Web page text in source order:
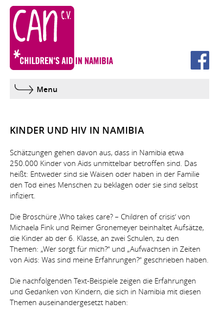
Projekte
Downloads
Datenschutz
Menu
KINDER UND HIV IN NAMIBIA
Schätzungen gehen davon aus, dass in Namibia etwa
250.000 Kinder von Aids unmittelbar betroffen sind. Das
heißt: Entweder sind sie Waisen oder haben in der Familie
den Tod eines Menschen zu beklagen oder sie sind selbst
infiziert.
Die Broschüre ‚Who takes care? – Children of crisis‘ von
Michaela Fink und Reimer Gronemeyer beinhaltet Aufsätze,
die Kinder ab der 6. Klasse, an zwei Schulen, zu den
Themen: „Wer sorgt für mich?“ und „Aufwachsen in Zeiten
von Aids: Was sind meine Erfahrungen?“ geschrieben haben.
Die nachfolgenden Text-Beispiele zeigen die Erfahrungen
und Gedanken von Kindern, die sich in Namibia mit diesen
Themen auseinandergesetzt haben: